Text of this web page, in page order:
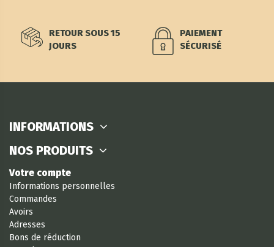
RETOUR SOUS 15
JOURS
PAIEMENT
SÉCURISÉ
INFORMATIONS
NOS PRODUITS
Votre compte
Informations personnelles
Commandes
Avoirs
Adresses
Bons de réduction